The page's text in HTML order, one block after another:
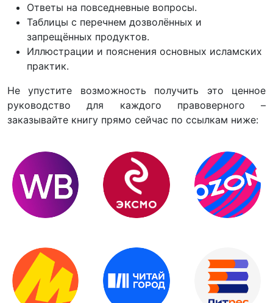
Ответы на повседневные вопросы.
Таблицы с перечнем дозволённых и
запрещённых продуктов.
Иллюстрации и пояснения основных исламских
практик.
Не упустите возможность получить это ценное
руководство для каждого правоверного –
заказывайте книгу прямо сейчас по ссылкам ниже: